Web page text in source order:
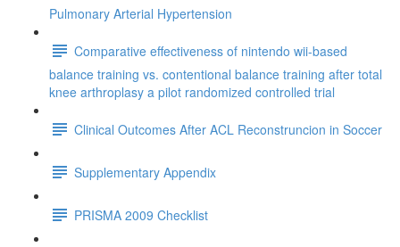
Pulmonary Arterial Hypertension
Comparative effectiveness of nintendo wii-based
balance training vs. contentional balance training after total
knee arthroplasy a pilot randomized controlled trial
Clinical Outcomes After ACL Reconstruncion in Soccer
Supplementary Appendix
PRISMA 2009 Checklist